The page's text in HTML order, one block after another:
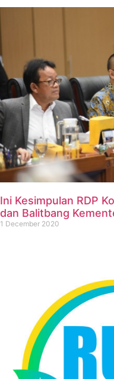
Ini Kesimpulan RDP
dan Balitbang
1 December 2020